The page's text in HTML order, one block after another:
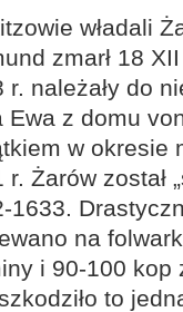
władali
zmarł 18
r. należały do
Ewa z domu
w okresie
r. Żarów został
1633.
na
i 90-100 kop
to